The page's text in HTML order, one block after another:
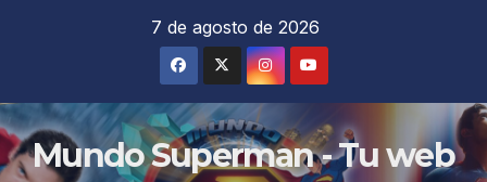
7 de agosto de 2026
Mundo Superman - Tu web